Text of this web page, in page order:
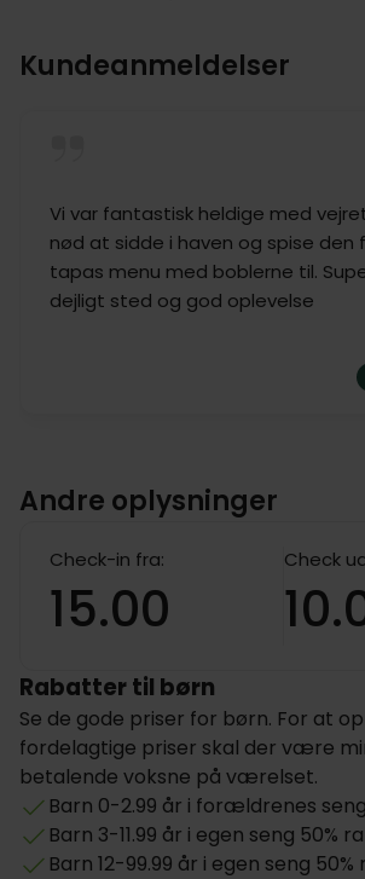
Kundeanmeldelser
Vi var fantastisk heldige med
nød at sidde i haven og spise den
tapas menu med boblerne til.
dejligt sted og god oplevelse
Andre oplysninger
Check-in fra:
15.00
Check
Rabatter til børn
Se de gode priser for børn. For at
fordelagtige priser skal der være
betalende voksne på værelset.
Barn 0-2.99 år i forældrenes
Barn 3-11.99 år i egen seng 50%
Barn 12-99.99 år i egen seng